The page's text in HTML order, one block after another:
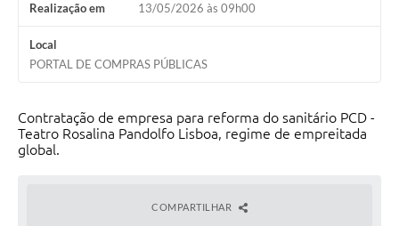
Tramitação de Processos
Colégio Agrícola Municipal
SIM - Serviço de Inspeção Municipal
Vigilância Sanitária
Vigilância Ambiental em Saúde
Realização em 13/05/2026 às 09h00
Local
PORTAL DE COMPRAS PÚBLICAS
Contratação de empresa para reforma do sanitário PCD -
Teatro Rosalina Pandolfo Lisboa, regime de empreitada
global.
COMPARTILHAR